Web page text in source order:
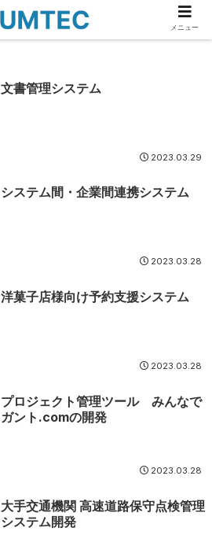
文書管理システム
2023.03.29
システム間・企業間連携システム
2023.03.28
洋菓子店様向け予約支援システム
2023.03.28
プロジェクト管理ツール みんなで
ガント.comの開発
2023.03.28
大手交通機関 高速道路保守点検管理
システム開発
メニュー